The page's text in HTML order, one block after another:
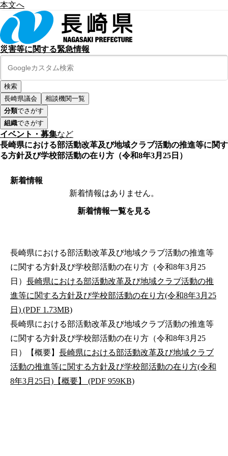
本文へ
災害等に関する緊急情報
長崎県議会
相談機関一覧
分類でさがす
組織でさがす
イベント・募集など
長崎県における部活動改革及び地域クラブ活動の推進等に関す
る方針及び学校部活動の在り方（令和8年3月25日）
新着情報
新着情報はありません。
新着情報一覧を見る
長崎県における部活動改革及び地域クラブ活動の推進等
に関する方針及び学校部活動の在り方（令和8年3月25
日） 長崎県における部活動改革及び地域クラブ活動の推
進等に関する方針及び学校部活動の在り方(令和8年3月25
日) (PDF 1.73MB)
長崎県における部活動改革及び地域クラブ活動の推進等
に関する方針及び学校部活動の在り方（令和8年3月25
日）【概要】 長崎県における部活動改革及び地域クラブ
活動の推進等に関する方針及び学校部活動の在り方(令和
8年3月25日)【概要】 (PDF 959KB)